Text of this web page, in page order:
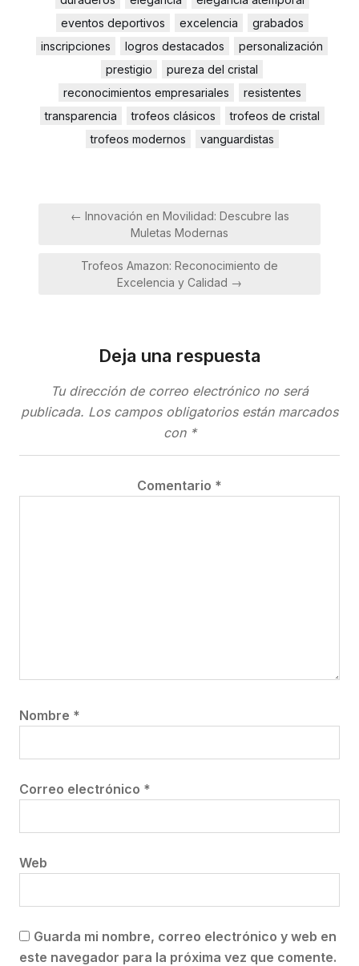
eventos deportivos
excelencia
grabados
inscripciones
logros destacados
personalización
prestigio
pureza del cristal
reconocimientos empresariales
resistentes
transparencia
trofeos clásicos
trofeos de cristal
trofeos modernos
vanguardistas
Navegación
← Innovación en Movilidad: Descubre las
Muletas Modernas
Trofeos Amazon: Reconocimiento de
Excelencia y Calidad →
Deja una respuesta
Tu dirección de correo electrónico no será
publicada. Los campos obligatorios están marcados
con *
Comentario *
Nombre *
Correo electrónico *
Web
Guarda mi nombre, correo electrónico y web en
este navegador para la próxima vez que comente.